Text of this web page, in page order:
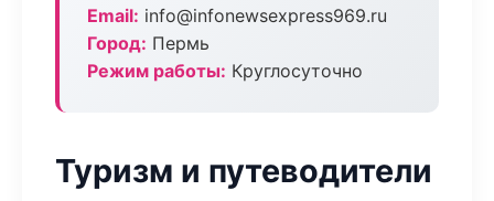
Email: info@infonewsexpress969.ru
Город: Пермь
Режим работы: Круглосуточно
Туризм и путеводители